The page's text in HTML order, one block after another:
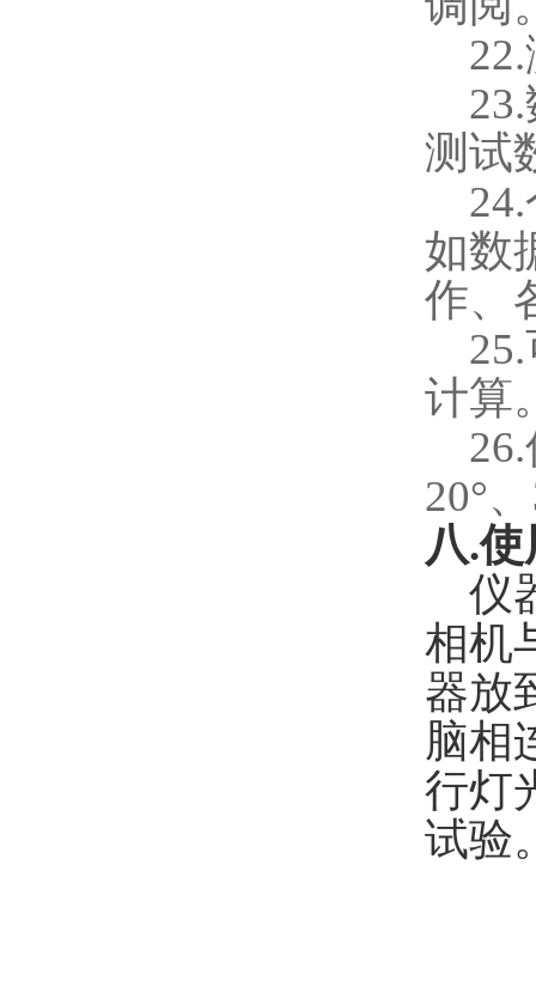
22.
23.
测试
24.
如数
作、
25.
计算
26.
20°、
八.使
仪
相机
器放
脑相
行灯
试验